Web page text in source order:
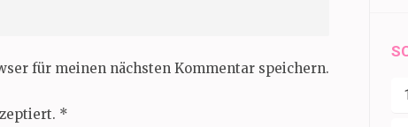
für meinen nächsten Kommentar speichern.
*